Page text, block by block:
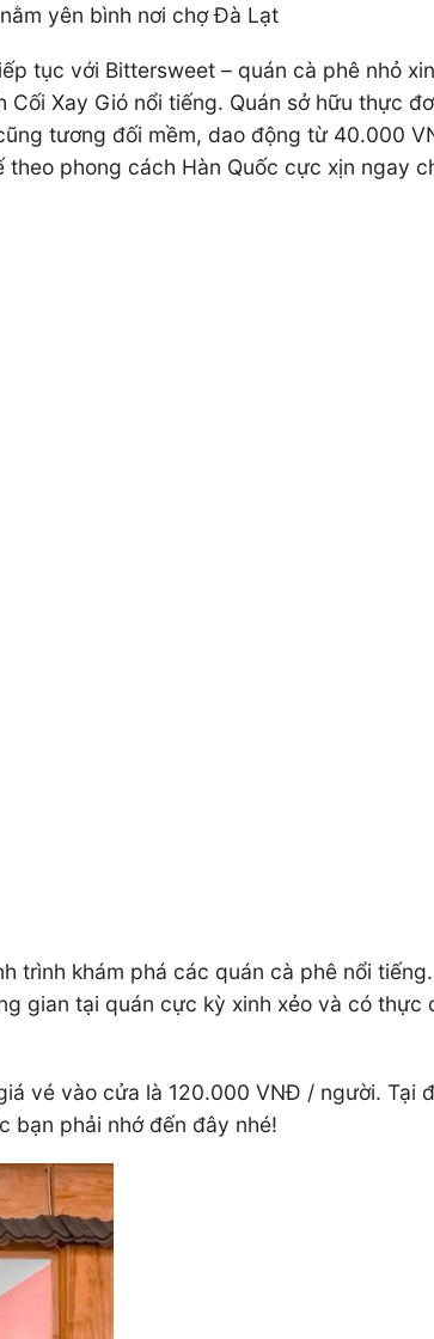
yên bình nơi chợ Đà Lạt
tục với Bittersweet – quán cà phê nhỏ
Xay Gió nổi tiếng. Quán sở hữu thực
tương đối mềm, dao động từ 40.000
phong cách Hàn Quốc cực xịn ngay
khám phá các quán cà phê nổi
gian tại quán cực kỳ xinh xẻo và có
vé vào cửa là 120.000 VNĐ / người. Tại
bạn phải nhớ đến đây nhé!